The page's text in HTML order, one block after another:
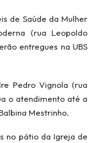
de Saúde da Mulher
(rua Leopoldo
entregues na UBS
Pedro Vignola (rua
o atendimento até a
Mestrinho.
no pátio da Igreja de